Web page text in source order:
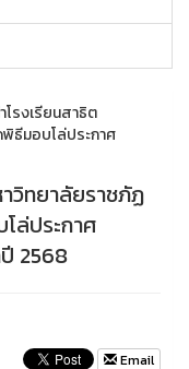
โรงเรียนสาธิต
ธีมอบโล่ประกาศ
วิทยาลัยราชภัฏ
ล่ประกาศ
2568
Email